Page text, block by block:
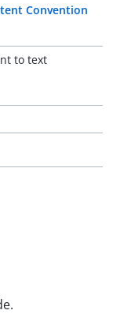
Convention
to text